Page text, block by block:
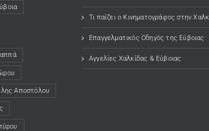
Αποστόλου
Τι παίζει ο Κινηματογράφος στην
Επαγγελματικός Οδηγός της Εύβοιας
Αγγελίες Χαλκίδας & Εύβοιας